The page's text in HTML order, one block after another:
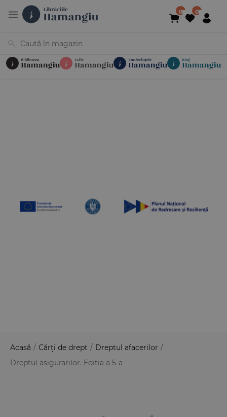
Acasă / Cărți de drept / Dreptul afacerilor /
Dreptul asigurarilor. Editia a 5-a